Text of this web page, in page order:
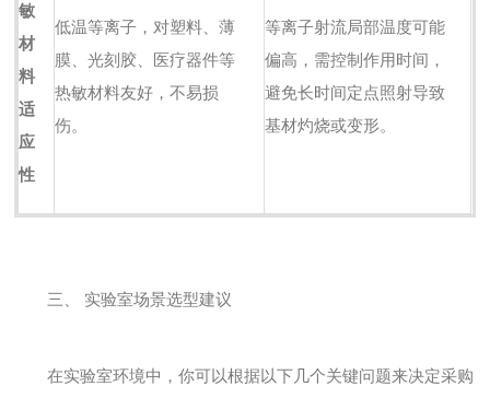
敏
材
料
适
应
性
低温等离子，对塑料、薄
膜、光刻胶、医疗器件等
热敏材料友好，不易损
伤。
等离子射流局部温度可能
偏高，需控制作用时间，
避免长时间定点照射导致
基材灼烧或变形。
三、 实验室场景选型建议
在实验室环境中，你可以根据以下几个关键问题来决定采购